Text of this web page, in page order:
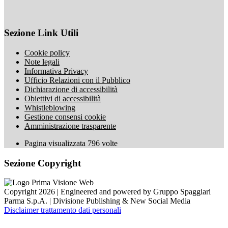
Sezione Link Utili
Cookie policy
Note legali
Informativa Privacy
Ufficio Relazioni con il Pubblico
Dichiarazione di accessibilità
Obiettivi di accessibilità
Whistleblowing
Gestione consensi cookie
Amministrazione trasparente
Pagina visualizzata 796 volte
Sezione Copyright
Copyright 2026 | Engineered and powered by Gruppo Spaggiari
Parma S.p.A. | Divisione Publishing & New Social Media
Disclaimer trattamento dati personali